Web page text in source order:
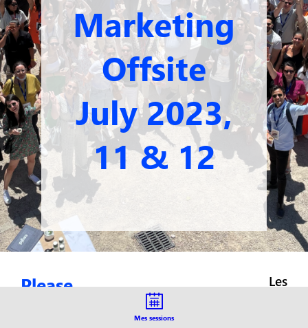
Marketing
Offsite
July 2023,
11 & 12
Please
confirm your
Les
Mes sessions